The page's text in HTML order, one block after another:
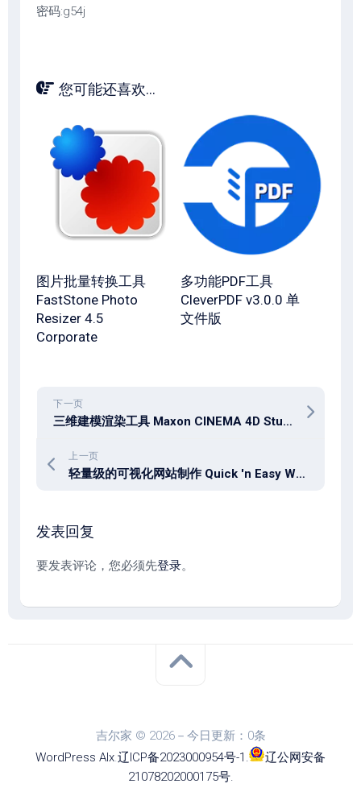
密码:g54j
您可能还喜欢...
图片批量转换工具
FastStone Photo
Resizer 4.5
Corporate
多功能PDF工具
CleverPDF v3.0.0 单
文件版
下一页
三维建模渲染工具 Maxon CINEMA 4D Studio 2026.2.0
上一页
轻量级的可视化网站制作 Quick 'n Easy Web Builder v12.3.1
发表回复
要发表评论，您必须先登录。
吉尔家 © 2026－今日更新：0条
WordPress Alx.辽ICP备2023000954号-1 .
辽公网安备
21078202000175号.